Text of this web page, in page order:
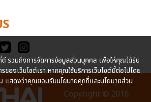
Copyright © 2016
ดี รวมถึงการจัดการข้อมูลส่วนบุคคล เพื่อให้คุณได้รับ
องเว็บไซต์เรา หากคุณใช้บริการเว็บไซต์นี้ต่อไปโดย
แสดงว่าคุณยอมรับนโยบายคุกกี้และนโยบายส่วน